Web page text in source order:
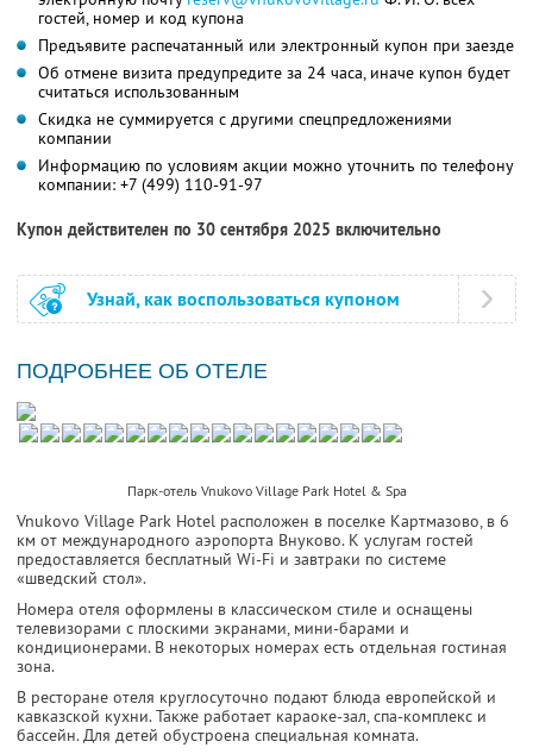
гостей, номер и код купона
Предъявите распечатанный или электронный купон при заезде
Об отмене визита предупредите за 24 часа, иначе купон будет
считаться использованным
Скидка не суммируется с другими спецпредложениями
компании
Информацию по условиям акции можно уточнить по телефону
компании: +7 (499) 110-91-97
Купон действителен по 30 сентября 2025 включительно
Узнай, как воспользоваться купоном
ПОДРОБНЕЕ ОБ ОТЕЛЕ
Парк-отель Vnukovo Village Park Hotel & Spa
Vnukovo Village Park Hotel расположен в поселке Картмазово, в 6
км от международного аэропорта Внуково. К услугам гостей
предоставляется бесплатный Wi-Fi и завтраки по системе
«шведский стол».
Номера отеля оформлены в классическом стиле и оснащены
телевизорами с плоскими экранами, мини-барами и
кондиционерами. В некоторых номерах есть отдельная гостиная
зона.
В ресторане отеля круглосуточно подают блюда европейской и
кавказской кухни. Также работает караоке-зал, спа-комплекс и
бассейн. Для детей обустроена специальная комната.